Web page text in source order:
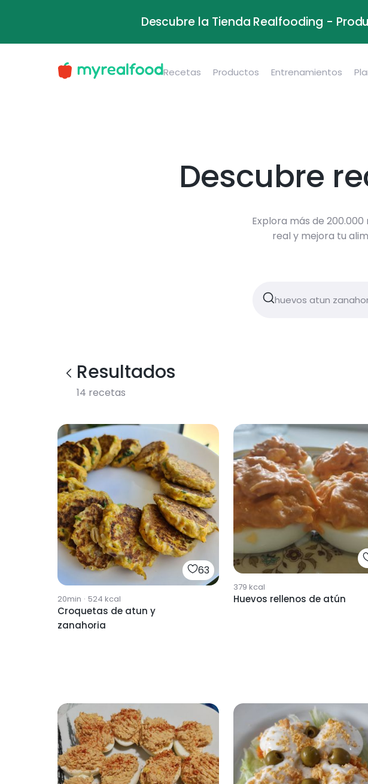
Descubre la Tienda Realfooding -
Recetas Productos Entrenamientos
Descubre
Explora más de
real y mejora tu
Resultados
14 recetas
63
20min · 524 kcal
Croquetas de atun y
zanahoria
379 kcal
Huevos rellenos de atún